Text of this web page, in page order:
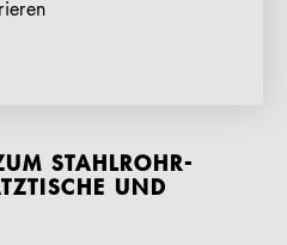
STAHLROHR-
UND